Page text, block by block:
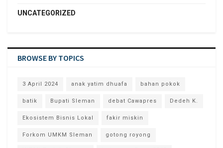
UNCATEGORIZED
BROWSE BY TOPICS
3 April 2024 anak yatim dhuafa bahan pokok
batik Bupati Sleman debat Cawapres Dedeh K.
Ekosistem Bisnis Lokal fakir miskin
Forkom UMKM Sleman gotong royong